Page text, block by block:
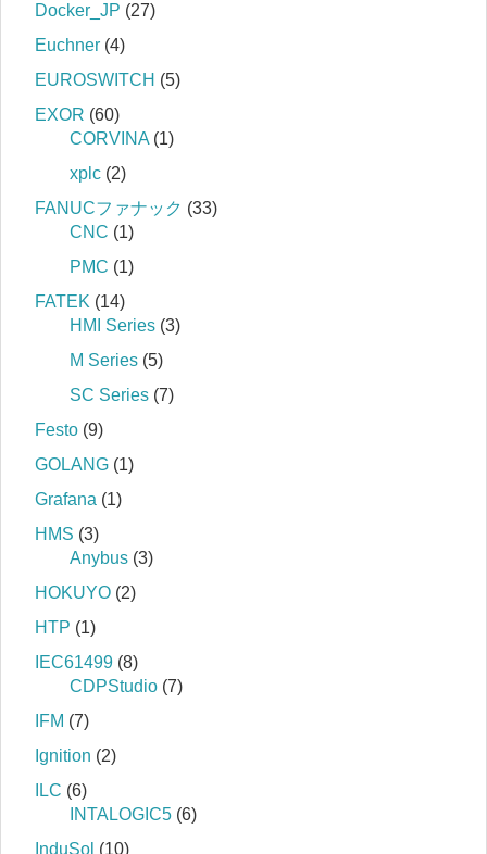
Docker_JP (27)
Euchner (4)
EUROSWITCH (5)
EXOR (60)
CORVINA (1)
xplc (2)
FANUCファナック (33)
CNC (1)
PMC (1)
FATEK (14)
HMI Series (3)
M Series (5)
SC Series (7)
Festo (9)
GOLANG (1)
Grafana (1)
HMS (3)
Anybus (3)
HOKUYO (2)
HTP (1)
IEC61499 (8)
CDPStudio (7)
IFM (7)
Ignition (2)
ILC (6)
INTALOGIC5 (6)
InduSol (10)